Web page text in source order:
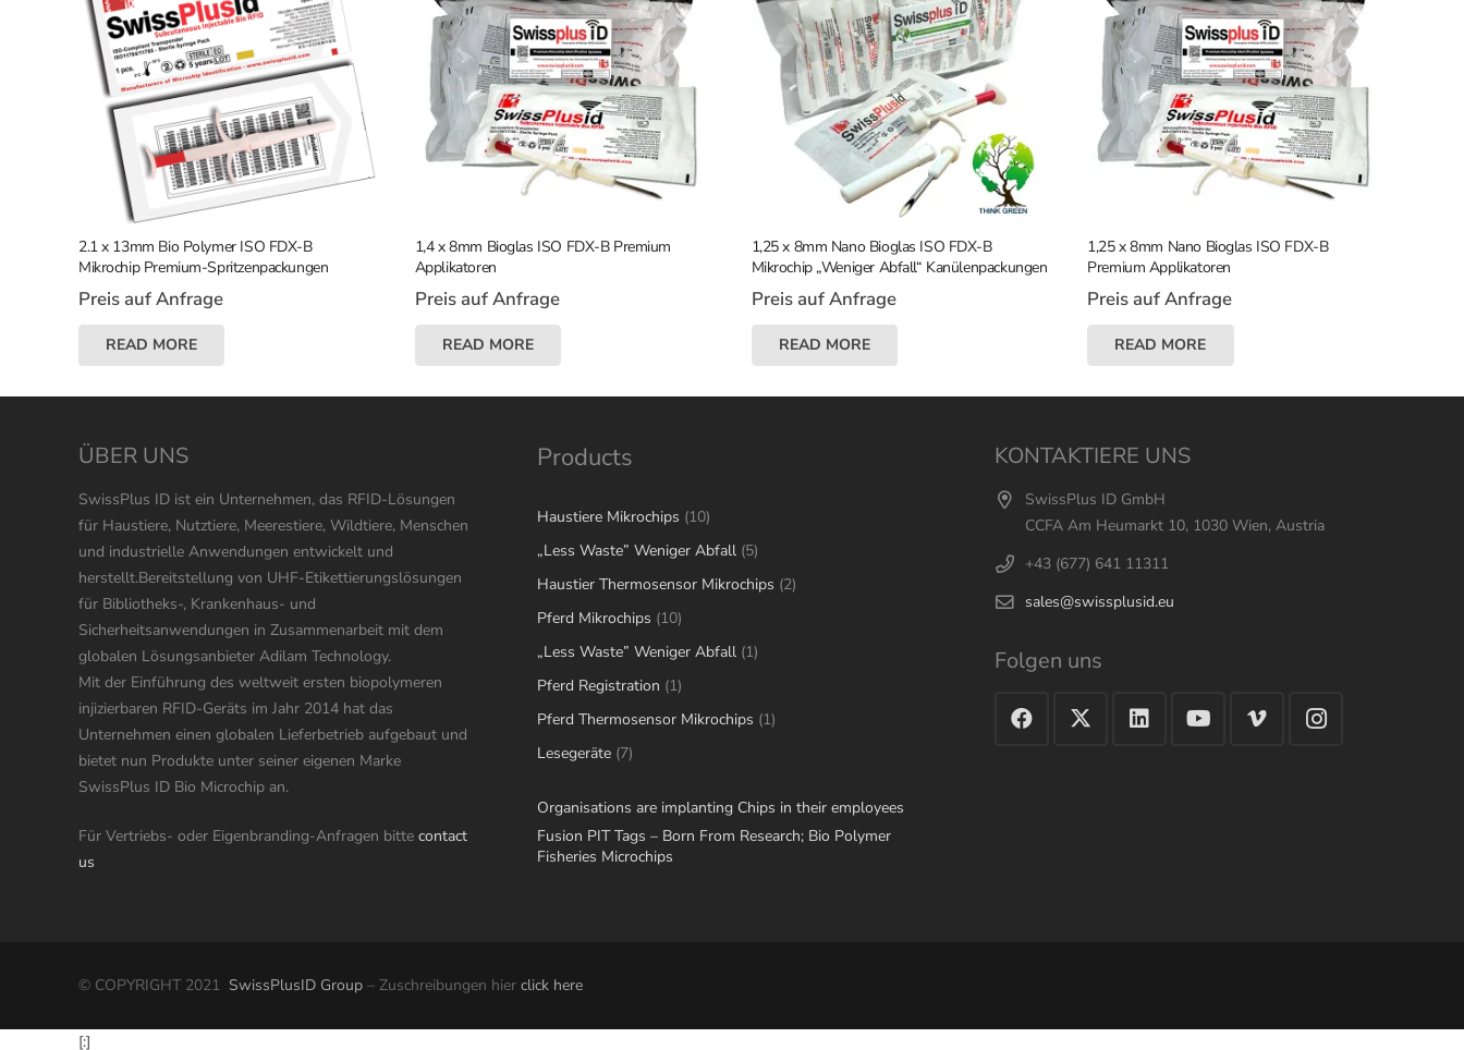
2.1 x 13mm Bio Polymer ISO FDX-B
Mikrochip Premium-Spritzenpackungen
Preis auf Anfrage
READ MORE
1,4 x 8mm Bioglas ISO FDX-B Premium
Applikatoren
Preis auf Anfrage
READ MORE
1,25 x 8mm Nano Bioglas ISO FDX-B
Mikrochip „Weniger Abfall“ Kanülenpackungen
Preis auf Anfrage
READ MORE
1,25 x 8mm Nano Bioglas ISO FDX-B
Premium Applikatoren
Preis auf Anfrage
READ MORE
ÜBER UNS
SwissPlus ID ist ein Unternehmen, das RFID-Lösungen
für Haustiere, Nutztiere, Meerestiere, Wildtiere, Menschen
und industrielle Anwendungen entwickelt und
herstellt.Bereitstellung von UHF-Etikettierungslösungen
für Bibliotheks-, Krankenhaus- und
Sicherheitsanwendungen in Zusammenarbeit mit dem
globalen Lösungsanbieter Adilam Technology.
Mit der Einführung des weltweit ersten biopolymeren
injizierbaren RFID-Geräts im Jahr 2014 hat das
Unternehmen einen globalen Lieferbetrieb aufgebaut und
bietet nun Produkte unter seiner eigenen Marke
SwissPlus ID Bio Microchip an.
Für Vertriebs- oder Eigenbranding-Anfragen bitte contact
us
Products
Haustiere Mikrochips 1010
products
„Less Waste” Weniger Abfall 55
products
Haustier Thermosensor Mikrochips 22
Pferd Mikrochips 1010
products
„Less Waste” Weniger Abfall 11
Pferd Registration 11
product
Pferd Thermosensor Mikrochips 11
Lesegeräte 77
Organisations are implanting Chips in their employees
Fusion PIT Tags – Born From Research; Bio Polymer
Fisheries Microchips
KONTAKTIERE UNS
SwissPlus ID GmbH
CCFA Am Heumarkt 10, 1030 Wien, Austria
+43 (677) 641 11311
sales@swissplusid.eu
Folgen uns
© COPYRIGHT 2021 SwissPlusID Group – Zuschreibungen hier click here
[:]